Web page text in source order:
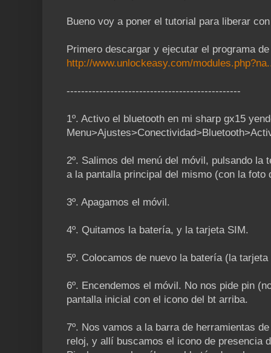
Bueno voy a poner el tutorial para liberar
Primero descargar y ejecutar el programa
http://www.unlockeasy.com/
------------------------------------------------
1º. Activo el bluetooth en mi sharp gx15
2º. Salimos del menú del móvil, pulsando la
a la pantalla principal del mismo (con la foto
3º. Apagamos el móvil.
4º. Quitamos la batería, y la tarjeta SIM.
5º. Colocamos de nuevo la batería (la
6º. Encendemos el móvil. No nos pide pin
pantalla inicial con el icono del bt arriba.
7º. Nos vamos a la barra de herramientas
reloj, y allí buscamos el icono de presencia